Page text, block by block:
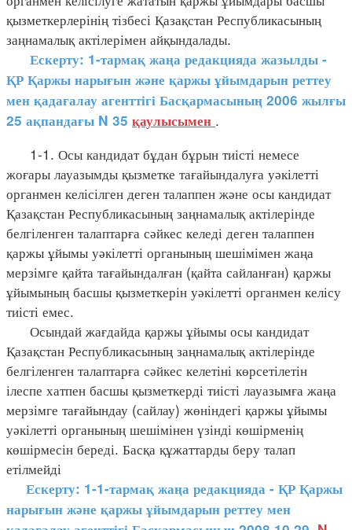
қызметкерлерінің тізбесі Қазақстан Республикасының
заңнамалық актілерімен айқындалады.
Ескерту: 1-тармақ жаңа редакцияда жазылды -
ҚР Қаржы нарығын және қаржы ұйымдарын реттеу
мен қадағалау агенттігі Басқармасының 2006 жылғы
25 ақпандағы N 35 қаулысымен .
1-1. Осы кандидат бұдан бұрын тиісті немесе
жоғары лауазымды қызметке тағайындалуға уәкілетті
органмен келісілген деген талаппен және осы кандидат
Қазақстан Республикасының заңнамалық актілерінде
белгіленген талаптарға сәйкес келеді деген талаппен
қаржы ұйымы уәкілетті органының шешімімен жаңа
мерзімге қайта тағайындалған (қайта сайланған) қаржы
ұйымының басшы қызметкерін уәкілетті органмен келісу
тиісті емес.
Осындай жағдайда қаржы ұйымы осы кандидат
Қазақстан Республикасының заңнамалық актілерінде
белгіленген талаптарға сәйкес келетіні көрсетілетін
ілеспе хатпен басшы қызметкерді тиісті лауазымға жаңа
мерзімге тағайындау (сайлау) жөніндегі қаржы ұйымы
уәкілетті органының шешімінен үзінді көшірменің
көшірмесін береді. Басқа құжаттарды беру талап
етілмейді
Ескерту: 1-1-тармақ жаңа редакцияда - ҚР Қаржы
нарығын және қаржы ұйымдарын реттеу мен